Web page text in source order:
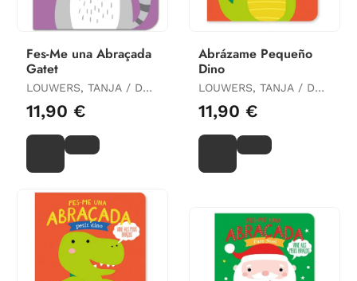
Fes-Me una Abraçada
Gatet
LOUWERS, TANJA / DE
BEER, ESTHER
11,90 €
Abrázame Pequeño
Dino
LOUWERS, TANJA / DE
BEER, ESTHER
11,90 €